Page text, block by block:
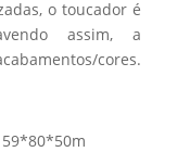
o toucador é
assim, a
cores.